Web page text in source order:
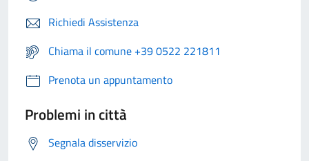
Richiedi Assistenza
Chiama il comune +39 0522 221811
Prenota un appuntamento
Problemi in città
Segnala disservizio